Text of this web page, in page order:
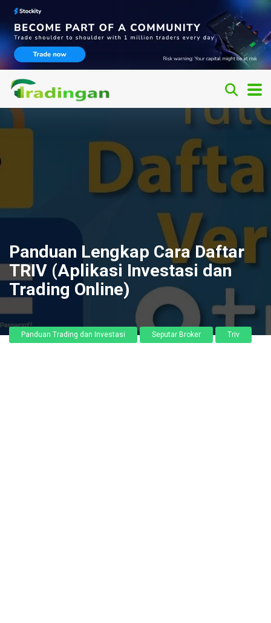
Panduan Lengkap Cara Daftar
TRIV (Aplikasi Investasi dan
Trading Online)
Panduan Trading dan Investasi Seputar Broker Triv